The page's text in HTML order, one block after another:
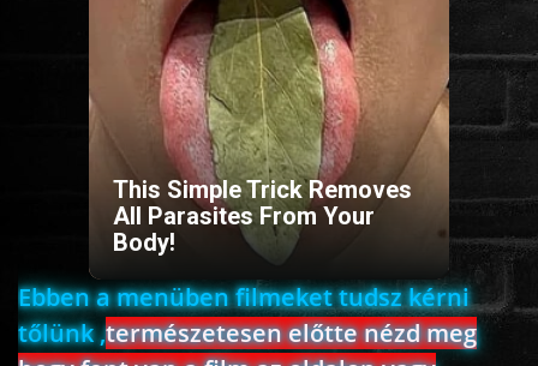
FANTASY
This Simple Trick Removes
All Parasites From Your
Body!
Ebben a menüben filmeket tudsz kérni
tőlünk ,természetesen előtte nézd meg